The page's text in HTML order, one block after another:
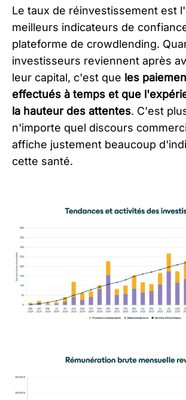
Le taux de réinvestissement est
meilleurs indicateurs de
plateforme de crowdlending.
investisseurs reviennent après
leur capital, c'est que les
effectués à temps et que
la hauteur des attentes. C'est
n'importe quel discours
affiche justement beaucoup
cette santé.